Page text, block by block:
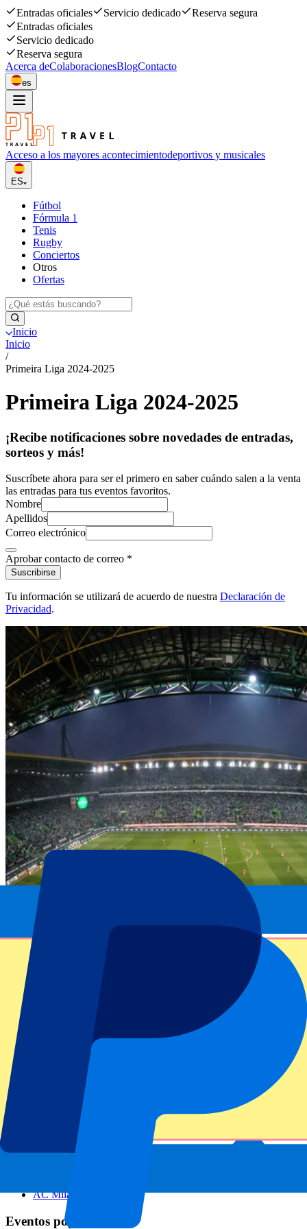
Entradas oficiales Servicio dedicado
Reserva segura
Entradas oficiales
Servicio dedicado
Reserva segura
Acerca deColaboracionesBlogContacto
es
Acceso a los mayores acontecimientodeportivos y musicales
ES
Fútbol
Fórmula 1
Tenis
Rugby
Conciertos
Otros
Ofertas
Inicio
Inicio
/
Primeira Liga 2024-2025
Primeira Liga 2024-2025
¡Recibe notificaciones sobre novedades de entradas,
sorteos y más!
Suscríbete ahora para ser el primero en saber cuándo salen a la venta
las entradas para tus eventos favoritos.
Nombre
Apellidos
Correo electrónico
Aprobar contacto de correo *
Suscribirse
Tu información se utilizará de acuerdo de nuestra Declaración de
Privacidad.
Footer menu
Clubes destacados
Manchester United
Manchester City
AC Milan
Eventos populares